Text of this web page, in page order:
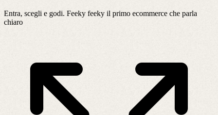
Entra, scegli e godi. Feeky feeky il primo ecommerce che parla
chiaro